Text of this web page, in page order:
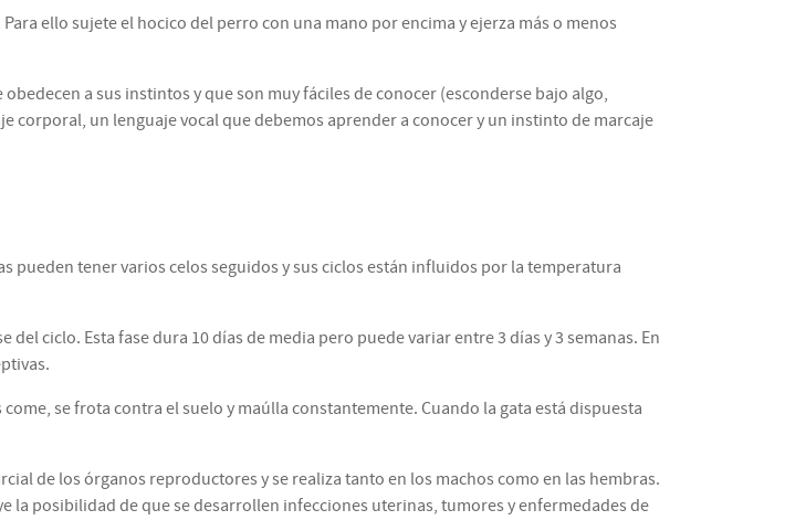
ello sujete el hocico del perro con una mano por encima y ejerza más o menos
a sus instintos y que son muy fáciles de conocer (esconderse bajo algo,
corporal, un lenguaje vocal que debemos aprender a conocer y un instinto de marcaje
pueden tener varios celos seguidos y sus ciclos están influidos por la temperatura
ciclo. Esta fase dura 10 días de media pero puede variar entre 3 días y 3 semanas. En
se frota contra el suelo y maúlla constantemente. Cuando la gata está dispuesta
de los órganos reproductores y se realiza tanto en los machos como en las hembras.
la posibilidad de que se desarrollen infecciones uterinas, tumores y enfermedades de